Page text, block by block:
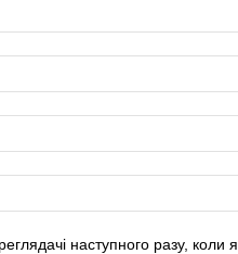
наступного разу, коли я